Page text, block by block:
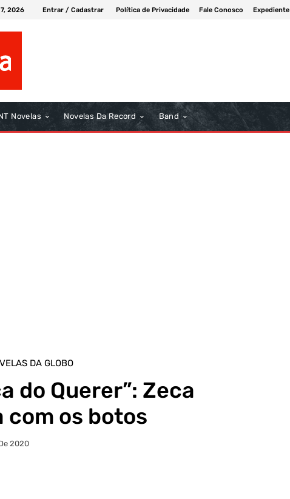
2026 Entrar / Cadastrar Política de Privacidade Fale Conosco Expediente
Novelas Novelas Da Record Band
DA GLOBO
do Querer”: Zeca
os botos
2020